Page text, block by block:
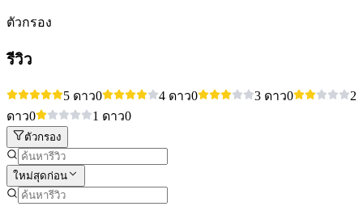
ตัวกรอง
รีวิว
5 ดาว0 4 ดาว0 3 ดาว0
2
ดาว0 1 ดาว0
ตัวกรอง
ใหม่สุดก่อน